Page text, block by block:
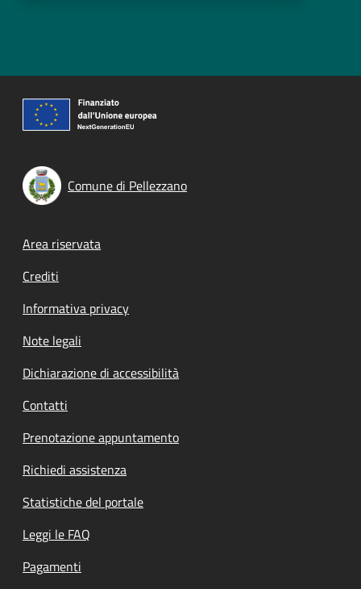
Comune di Pellezzano
Footer menu
Area riservata
Crediti
Informativa privacy
Note legali
Dichiarazione di accessibilità
Contatti
Prenotazione appuntamento
Richiedi assistenza
Statistiche del portale
Leggi le FAQ
Pagamenti